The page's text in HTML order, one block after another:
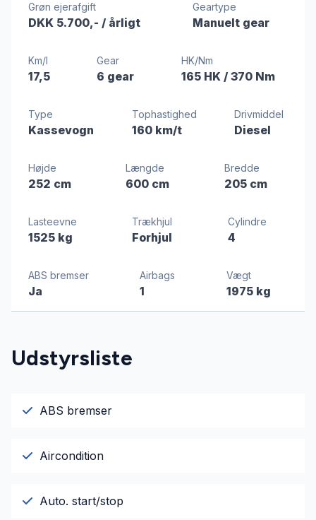
Grøn ejerafgift
DKK 5.700,- / årligt
Geartype
Manuelt gear
Km/l
17,5
Gear
6 gear
HK/Nm
165 HK / 370 Nm
Type
Kassevogn
Tophastighed
160 km/t
Drivmiddel
Diesel
Højde
252 cm
Længde
600 cm
Bredde
205 cm
Lasteevne
1525 kg
Trækhjul
Forhjul
Cylindre
4
ABS bremser
Ja
Airbags
1
Vægt
1975 kg
Udstyrsliste
ABS bremser
Aircondition
Auto. start/stop